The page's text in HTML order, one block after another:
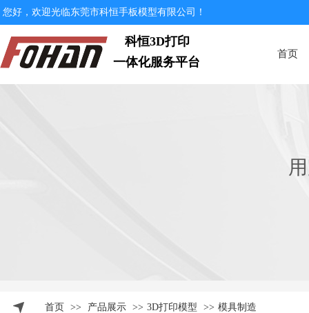
科恒3D打印
一体化服务平台
您好，欢迎光临东莞市科恒手板模型有限公司！
首页
首页 >> 产品展示 >> 3D打印模型 >> 模具制造